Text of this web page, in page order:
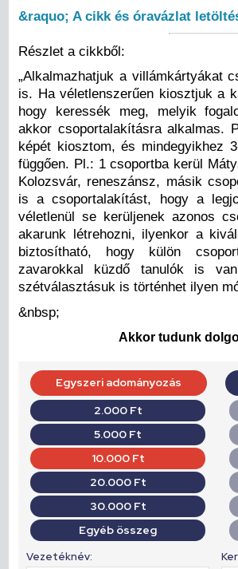
&raquo; A cikk és óravázlat
Részlet a cikkből:
„Alkalmazhatjuk a villámkártyákat
is. Ha véletlenszerűen kiosztjuk a
hogy keressék meg, melyik
akkor csoportalakításra alkalmas.
képét kiosztom, és mindegyikhez
függően. Pl.: 1 csoportba kerül
Kolozsvár, reneszánsz, másik
is a csoportalakítást, hogy a
véletlenül se kerüljenek azonos
akarunk létrehozni, ilyenkor a
biztosítható, hogy külön
zavarokkal küzdő tanulók is
szétválasztásuk is történhet ilyen
&nbsp;
Akkor tudunk